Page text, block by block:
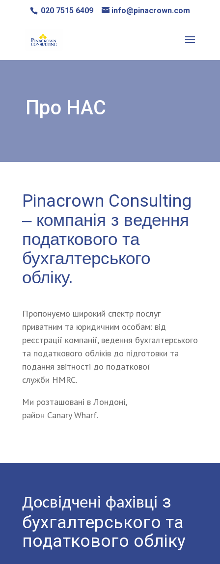
020 7515 6409 info@pinacrown.com
Про НАС
Pinacrown Consulting
– компанія з ведення
податкового та
бухгалтерського
обліку.
Пропонуємо широкий спектр послуг
приватним та юридичним особам: від
реєстрації компанії, ведення бухгалтерського
та податкового обліків до підготовки та
подання звітності до податкової
служби HMRC.
Ми розташовані в Лондоні,
район Canary Wharf.
Досвідчені фахівці з
бухгалтерського та
податкового обліку